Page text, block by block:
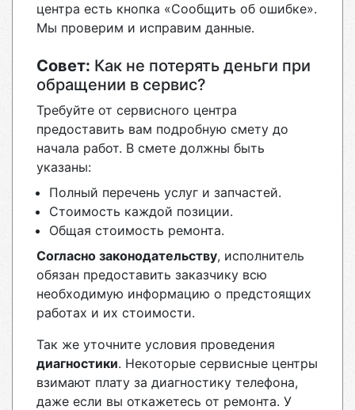
центра есть кнопка «Сообщить об ошибке».
Мы проверим и исправим данные.
Совет: Как не потерять деньги при
обращении в сервис?
Требуйте от сервисного центра
предоставить вам подробную смету до
начала работ. В смете должны быть
указаны:
Полный перечень услуг и запчастей.
Стоимость каждой позиции.
Общая стоимость ремонта.
Согласно законодательству, исполнитель
обязан предоставить заказчику всю
необходимую информацию о предстоящих
работах и их стоимости.
Так же уточните условия проведения
диагностики. Некоторые сервисные центры
взимают плату за диагностику телефона,
даже если вы откажетесь от ремонта. У